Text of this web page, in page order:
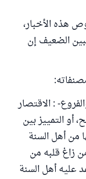
هذه الأخبار،
الضعيف إن
: الاقتصار
أو التمييز بين
من أهل السنة
زاغ قلبه من
عليه أهل السنة